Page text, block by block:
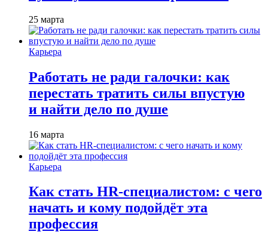
25 марта
Карьера
Работать не ради галочки: как
перестать тратить силы впустую
и найти дело по душе
16 марта
Карьера
Как стать HR-специалистом: с чего
начать и кому подойдёт эта
профессия